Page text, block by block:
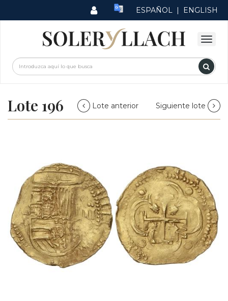
ESPAÑOL | ENGLISH
Lote 196 Lote anterior Siguiente lote